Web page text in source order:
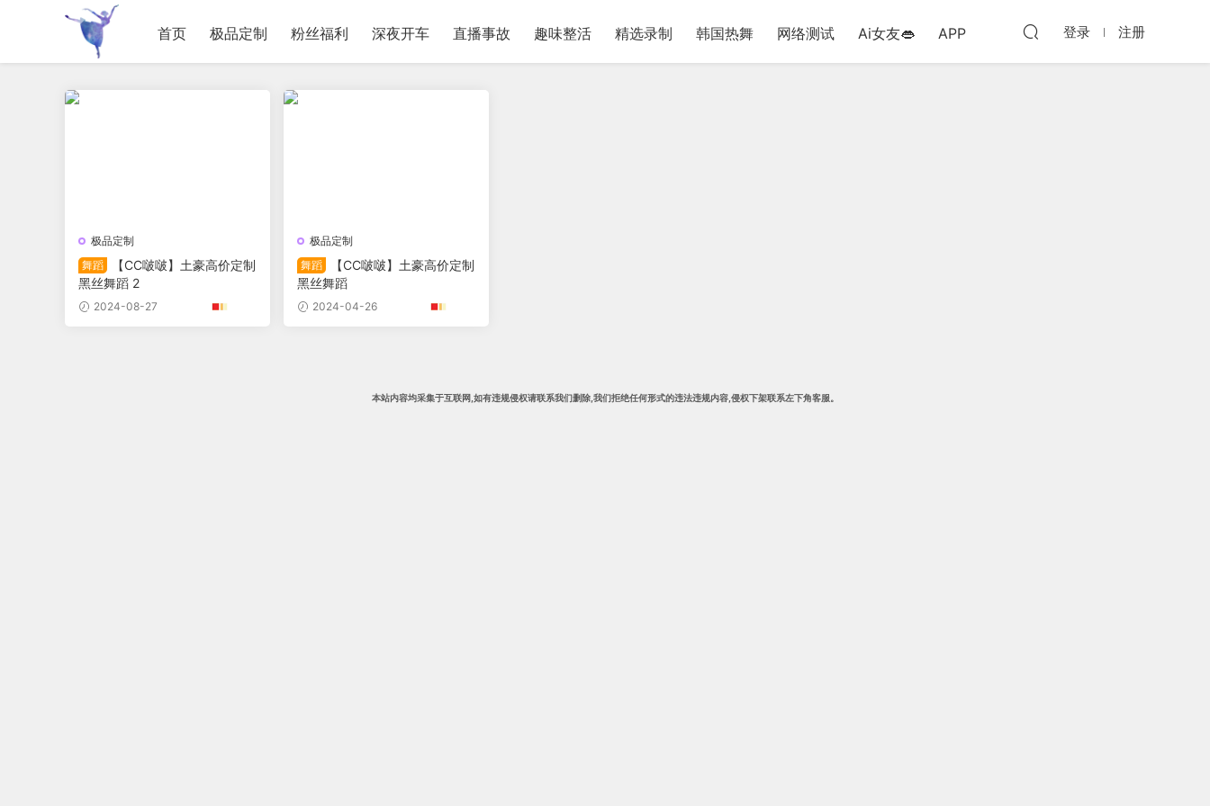
首页 极品定制 粉丝福利 深夜开车 直播事故 趣味整活 精选录制 韩国热舞 网络测试 Ai女友👄 APP 登录 注册
极品定制
舞蹈
【CC啵啵】土豪高价定制
黑丝舞蹈 2
2024-08-27
极品定制
舞蹈
【CC啵啵】土豪高价定制
黑丝舞蹈
2024-04-26
本站内容均采集于互联网, 如有违规侵权请联系我们删除,我们拒绝任何形式的违法违规内容,侵权下架联系左下角客服。